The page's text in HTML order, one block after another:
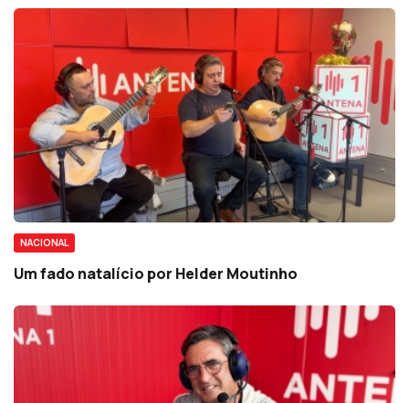
NACIONAL
Um fado natalício por Helder Moutinho